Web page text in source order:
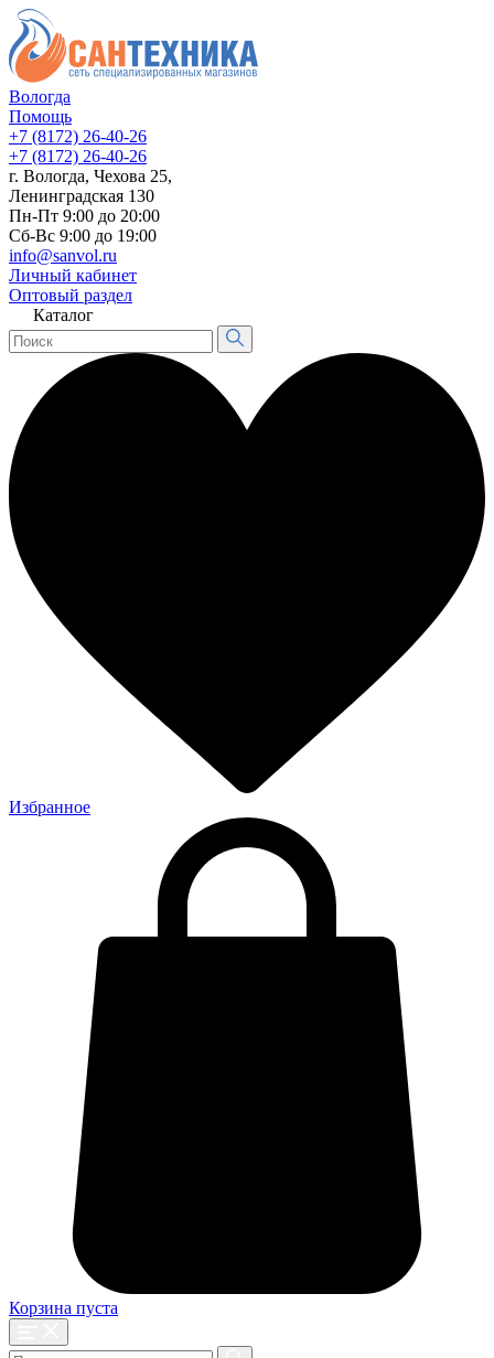
Вологда
Помощь
+7 (8172) 26-40-26
+7 (8172) 26-40-26
г. Вологда, Чехова 25,
Ленинградская 130
Пн-Пт 9:00 до 20:00
Сб-Вс 9:00 до 19:00
info@sanvol.ru
Личный кабинет
Оптовый раздел
Каталог
Избранное
Корзина пуста